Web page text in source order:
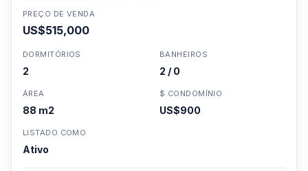
PREÇO DE VENDA
US$515,000
DORMITÓRIOS
2
BANHEIROS
2 / 0
ÁREA
88 m2
$ CONDOMÍNIO
US$900
LISTADO COMO
Ativo